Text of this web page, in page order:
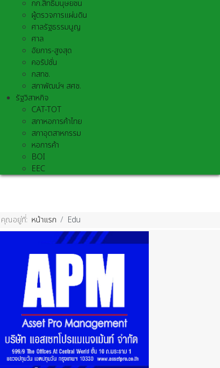
กก.สิทธิมนุษยชน
ผู้ตรวจการแผ่นดิน
ศาลรัฐธรรมนูญ
ศาล
อัยการ-สูงสุด
คอรัปชั่น
กสทช.
สภาพัฒน์ฯ สศช.
รัฐวิสาหกิจ
CAT-TOT
สภาหอการค้าไทย
สภาอุตสาหกรรม
หอการค้า
BOI
EEC
คุณอยู่ที่: หน้าแรก Edu